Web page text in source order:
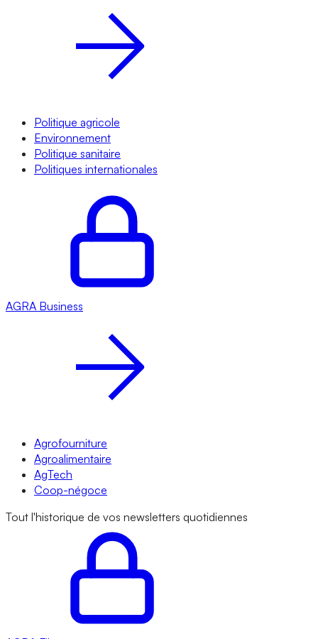
Politique agricole
Environnement
Politique sanitaire
Politiques internationales
AGRA Business
Agrofourniture
Agroalimentaire
AgTech
Coop-négoce
Tout l'historique de vos newsletters quotidiennes